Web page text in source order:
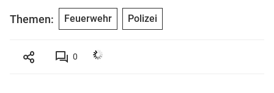
Themen: Feuerwehr Polizei
0